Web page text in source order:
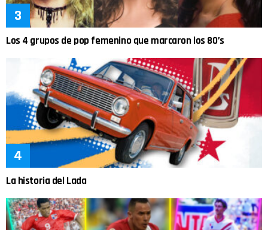
Los 4 grupos de pop femenino que marcaron los 80’s
La historia del Lada